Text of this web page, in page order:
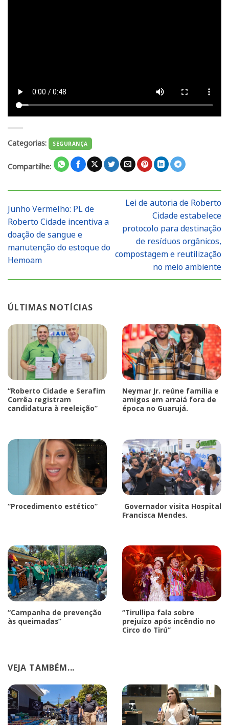
Categorias: SEGURANÇA
Compartilhe:
Junho Vermelho: PL de
Roberto Cidade incentiva a
doação de sangue e
manutenção do estoque do
Hemoam
Lei de autoria de Roberto
Cidade estabelece
protocolo para destinação
de resíduos orgânicos,
compostagem e reutilização
no meio ambiente
ÚLTIMAS NOTÍCIAS
“Roberto Cidade e Serafim
Corrêa registram
candidatura à reeleição”
Neymar Jr. reúne família e
amigos em arraiá fora de
época no Guarujá.
“Procedimento estético”
Governador visita Hospital
Francisca Mendes.
“Campanha de prevenção
às queimadas”
“Tirullipa fala sobre
prejuízo após incêndio no
Circo do Tirú”
VEJA TAMBÉM...